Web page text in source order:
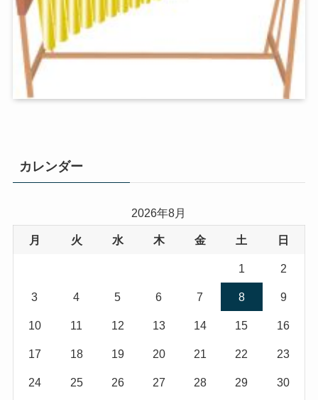
カレンダー
2026年8月
月 火 水 木 金 土 日
1 2
3 4 5 6 7 8 9
10 11 12 13 14 15 16
17 18 19 20 21 22 23
24 25 26 27 28 29 30